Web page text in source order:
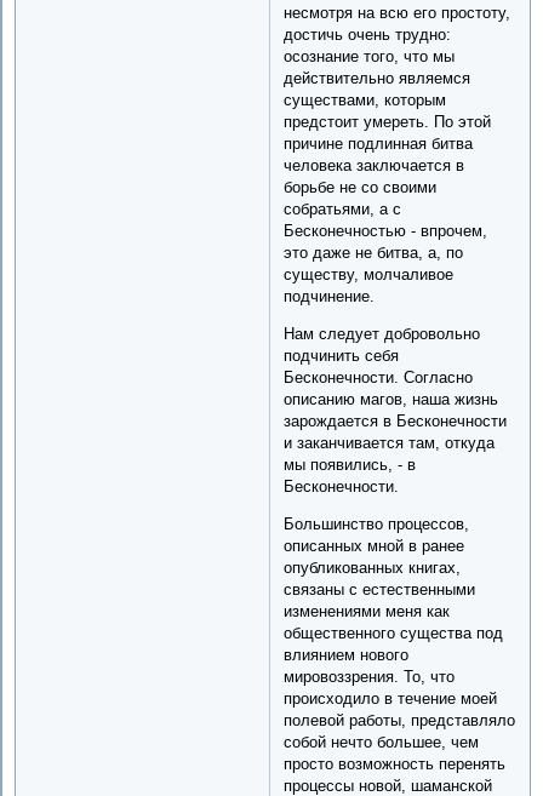
несмотря на всю его простоту,
достичь очень трудно:
осознание того, что мы
действительно являемся
существами, которым
предстоит умереть. По этой
причине подлинная битва
человека заключается в
борьбе не со своими
собратьями, а с
Бесконечностью - впрочем,
это даже не битва, а, по
существу, молчаливое
подчинение.
Нам следует добровольно
подчинить себя
Бесконечности. Согласно
описанию магов, наша жизнь
зарождается в Бесконечности
и заканчивается там, откуда
мы появились, - в
Бесконечности.
Большинство процессов,
описанных мной в ранее
опубликованных книгах,
связаны с естественными
изменениями меня как
общественного существа под
влиянием нового
мировоззрения. То, что
происходило в течение моей
полевой работы, представляло
собой нечто большее, чем
просто возможность перенять
процессы новой, шаманской